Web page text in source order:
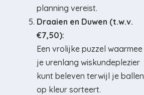
planning vereist.
Draaien en Duwen (t.w.v.
€7,50):
Een vrolijke puzzel waarmee
je urenlang wiskundeplezier
kunt beleven terwijl je ballen
op kleur sorteert.